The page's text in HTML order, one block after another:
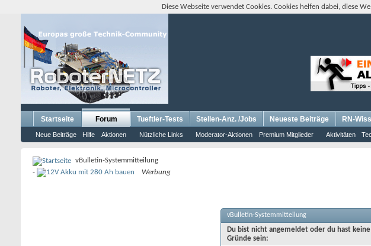
Startseite Forum
Neue Beiträge Hilfe Aktionen Nützliche Links Moderator-Aktionen Premium Mitglieder Aktivitäten
Tueftler-Tests Stellen-Anz. /Jobs Neueste Beiträge RN-
vBulletin-Systemmitteilung
-
Werbung
vBulletin-Systemmitteilung
Du bist nicht angemeldet oder du hast
Gründe sein:
Diese Webseite verwendet Cookies. Cookies helfen dabei, diese